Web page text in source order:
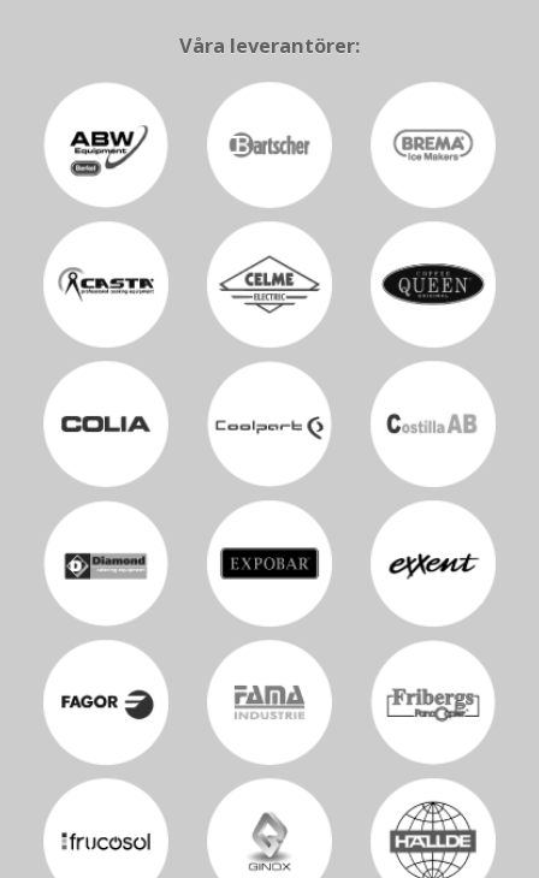
Våra leverantörer: